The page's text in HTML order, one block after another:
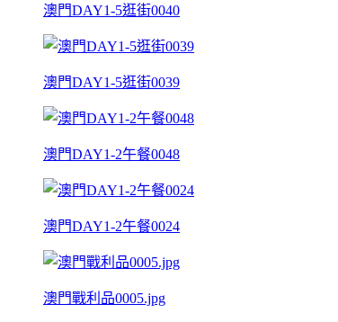
澳門DAY1-5逛街0040
澳門DAY1-5逛街0039
澳門DAY1-2午餐0048
澳門DAY1-2午餐0024
澳門戰利品0005.jpg